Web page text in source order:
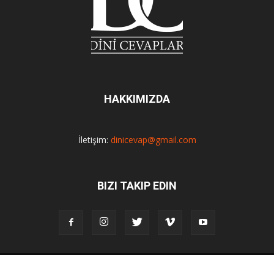
HAKKIMIZDA
İletişim: dinicevap@gmail.com
BIZI TAKIP EDIN